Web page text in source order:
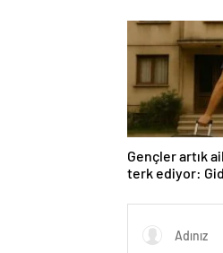
Gençler artık
terk ediyor: